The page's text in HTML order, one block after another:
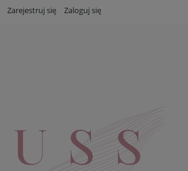
Zarejestruj się Zaloguj się